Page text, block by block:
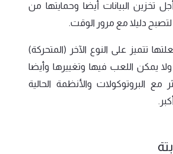
تخزين البيانات أيضا وحمايتها من
لتصبح دليلا مع مرور الوقت.
تتميز على النوع الآخر (المتحركة)
ولا يمكن اللعب فيها وتغييرها وأيضا
مع البروتوكولات والأنظمة الحالية